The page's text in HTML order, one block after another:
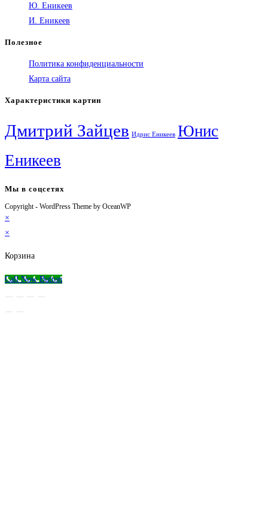
Ю. Еникеев
И. Еникеев
Полезное
Политика конфиденциальности
Карта сайта
Характеристики картин
Дмитрий Зайцев Идрис Еникеев Юнис
Еникеев
Мы в соцсетях
Откроется
вкладке
Откроется
вкладке
Откроется
вкладке
Откроется
приложении
Copyright - WordPress Theme by OceanWP
×
×
Корзина
Call Now Button